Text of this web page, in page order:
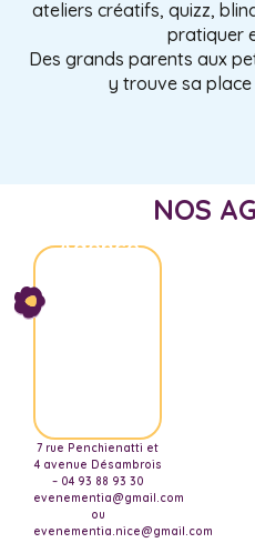
ateliers créatifs, quizz,
pratiquer
Des grands parents aux
y trouve sa place
NOS
Agence
7 rue Penchienatti et
4 avenue Désambrois
– 04 93 88 93 30
evenementia@gmail.com
ou
evenementia.nice@gmail.com